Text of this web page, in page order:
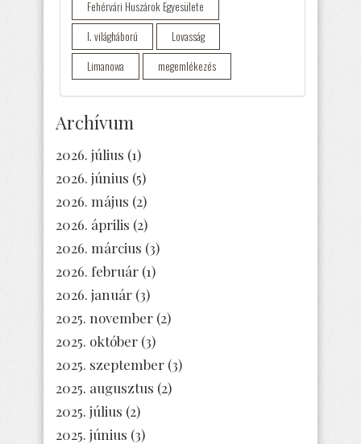
Fehérvári Huszárok Egyesülete
I. világháború
Lovasság
Limanowa
megemlékezés
Archívum
2026. július (1)
2026. június (5)
2026. május (2)
2026. április (2)
2026. március (3)
2026. február (1)
2026. január (3)
2025. november (2)
2025. október (3)
2025. szeptember (3)
2025. augusztus (2)
2025. július (2)
2025. június (3)